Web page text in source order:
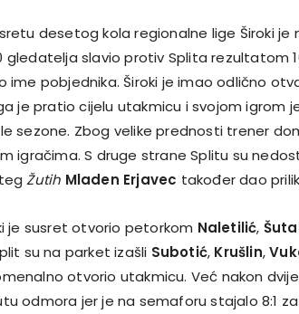
desetog kola regionalne lige Široki
gledatelja slavio protiv Splita rezultatom
ime pobjednika. Široki je imao odlično
je pratio cijelu utakmicu i svojom igrom
sezone. Zbog velike prednosti trener
igračima. S druge strane Splitu su
Žutih Mladen Erjavec također dao
je susret otvorio petorkom Naletilić,
su na parket izašli Subotić, Krušlin,
otvorio utakmicu. Već nakon
odmora jer je na semaforu stajalo 8:1